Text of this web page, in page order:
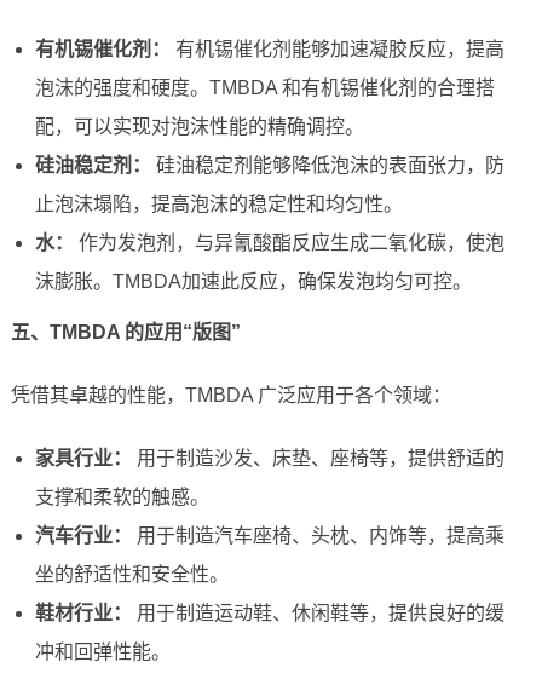
有机锡催化剂：
有机锡催化剂能够加速凝胶反应，提高
泡沫的强度和硬度。TMBDA 和有机锡催化剂的合理搭
配，可以实现对泡沫性能的精确调控。
硅油稳定剂：
硅油稳定剂能够降低泡沫的表面张力，防
止泡沫塌陷，提高泡沫的稳定性和均匀性。
水：
作为发泡剂，与异氰酸酯反应生成二氧化碳，使泡
沫膨胀。TMBDA加速此反应，确保发泡均匀可控。
五、TMBDA 的应用“版图”
凭借其卓越的性能，TMBDA 广泛应用于各个领域：
家具行业：
用于制造沙发、床垫、座椅等，提供舒适的
支撑和柔软的触感。
汽车行业：
用于制造汽车座椅、头枕、内饰等，提高乘
坐的舒适性和安全性。
鞋材行业：
用于制造运动鞋、休闲鞋等，提供良好的缓
冲和回弹性能。